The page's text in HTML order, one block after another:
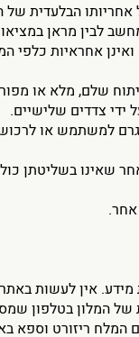
אחריותו הבלעדית
לבין מראן
אחראיות כלפי
שלם, מלא או
ידי צדדים שלישיים.
למשתמש או
שאינו בשליטתן